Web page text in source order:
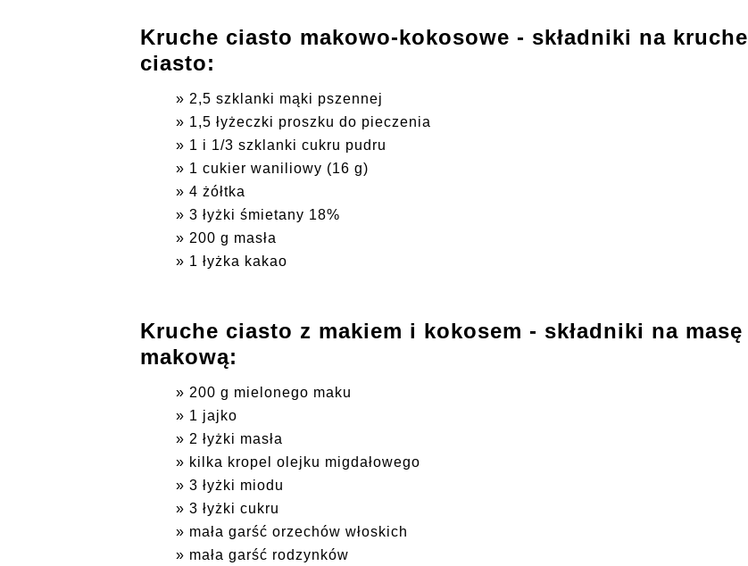
Kruche ciasto makowo-kokosowe - składniki na kruche
ciasto:
2,5 szklanki mąki pszennej
1,5 łyżeczki proszku do pieczenia
1 i 1/3 szklanki cukru pudru
1 cukier waniliowy (16 g)
4 żółtka
3 łyżki śmietany 18%
200 g masła
1 łyżka kakao
Kruche ciasto z makiem i kokosem - składniki na masę
makową:
200 g mielonego maku
1 jajko
2 łyżki masła
kilka kropel olejku migdałowego
3 łyżki miodu
3 łyżki cukru
mała garść orzechów włoskich
mała garść rodzynków